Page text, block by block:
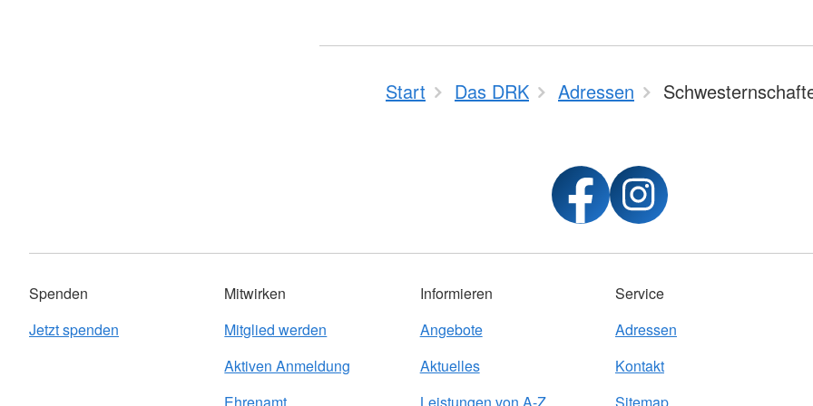
Start Das DRK Adressen
Spenden
Jetzt spenden
Mitwirken
Mitglied werden
Aktiven Anmeldung
Informieren
Angebote
Aktuelles
Service
Adressen
Kontakt